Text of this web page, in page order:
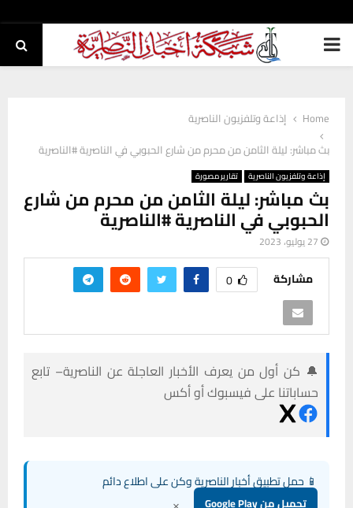
PRIMARY
Home
إذاعة وتلفزيون الناصرية
بث مباشر: ليلة الثامن من محرم من شارع الحبوبي في الناصرية #الناصرية
إذاعة وتلفزيون الناصرية تقارير مصورة
بث مباشر: ليلة الثامن من محرم من شارع
الحبوبي في الناصرية #الناصرية
27 يوليو، 2023
مشاركة 0
🔔 كن أول من يعرف الأخبار العاجلة عن الناصرية– تابع
حساباتنا على فيسبوك أو أكس
📱 حمل تطبيق أخبار الناصرية وكن على اطلاع دائم
تحميل من Google Play